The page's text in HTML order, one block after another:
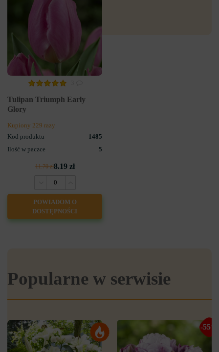
Tulipan Triumph Early
Glory
Kupiony 229 razy
Kod produktu
1485
Ilość w paczce
5
11.70 zł8.19 zł
POWIADOM O
DOSTĘPNOŚCI
Popularne w serwisie
-55%